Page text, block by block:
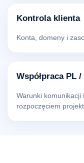
Kontrola klienta
Konta, domeny i
Współpraca PL /
Warunki komunikacji
rozpoczęciem